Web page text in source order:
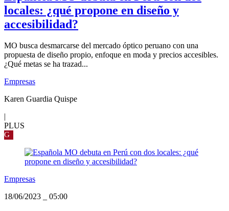
locales: ¿qué propone en diseño y
accesibilidad?
MO busca desmarcarse del mercado óptico peruano con una
propuesta de diseño propio, enfoque en moda y precios accesibles.
¿Qué metas se ha trazad...
Empresas
Karen Guardia Quispe
PLUS
G
Empresas
18/06/2023
05:00